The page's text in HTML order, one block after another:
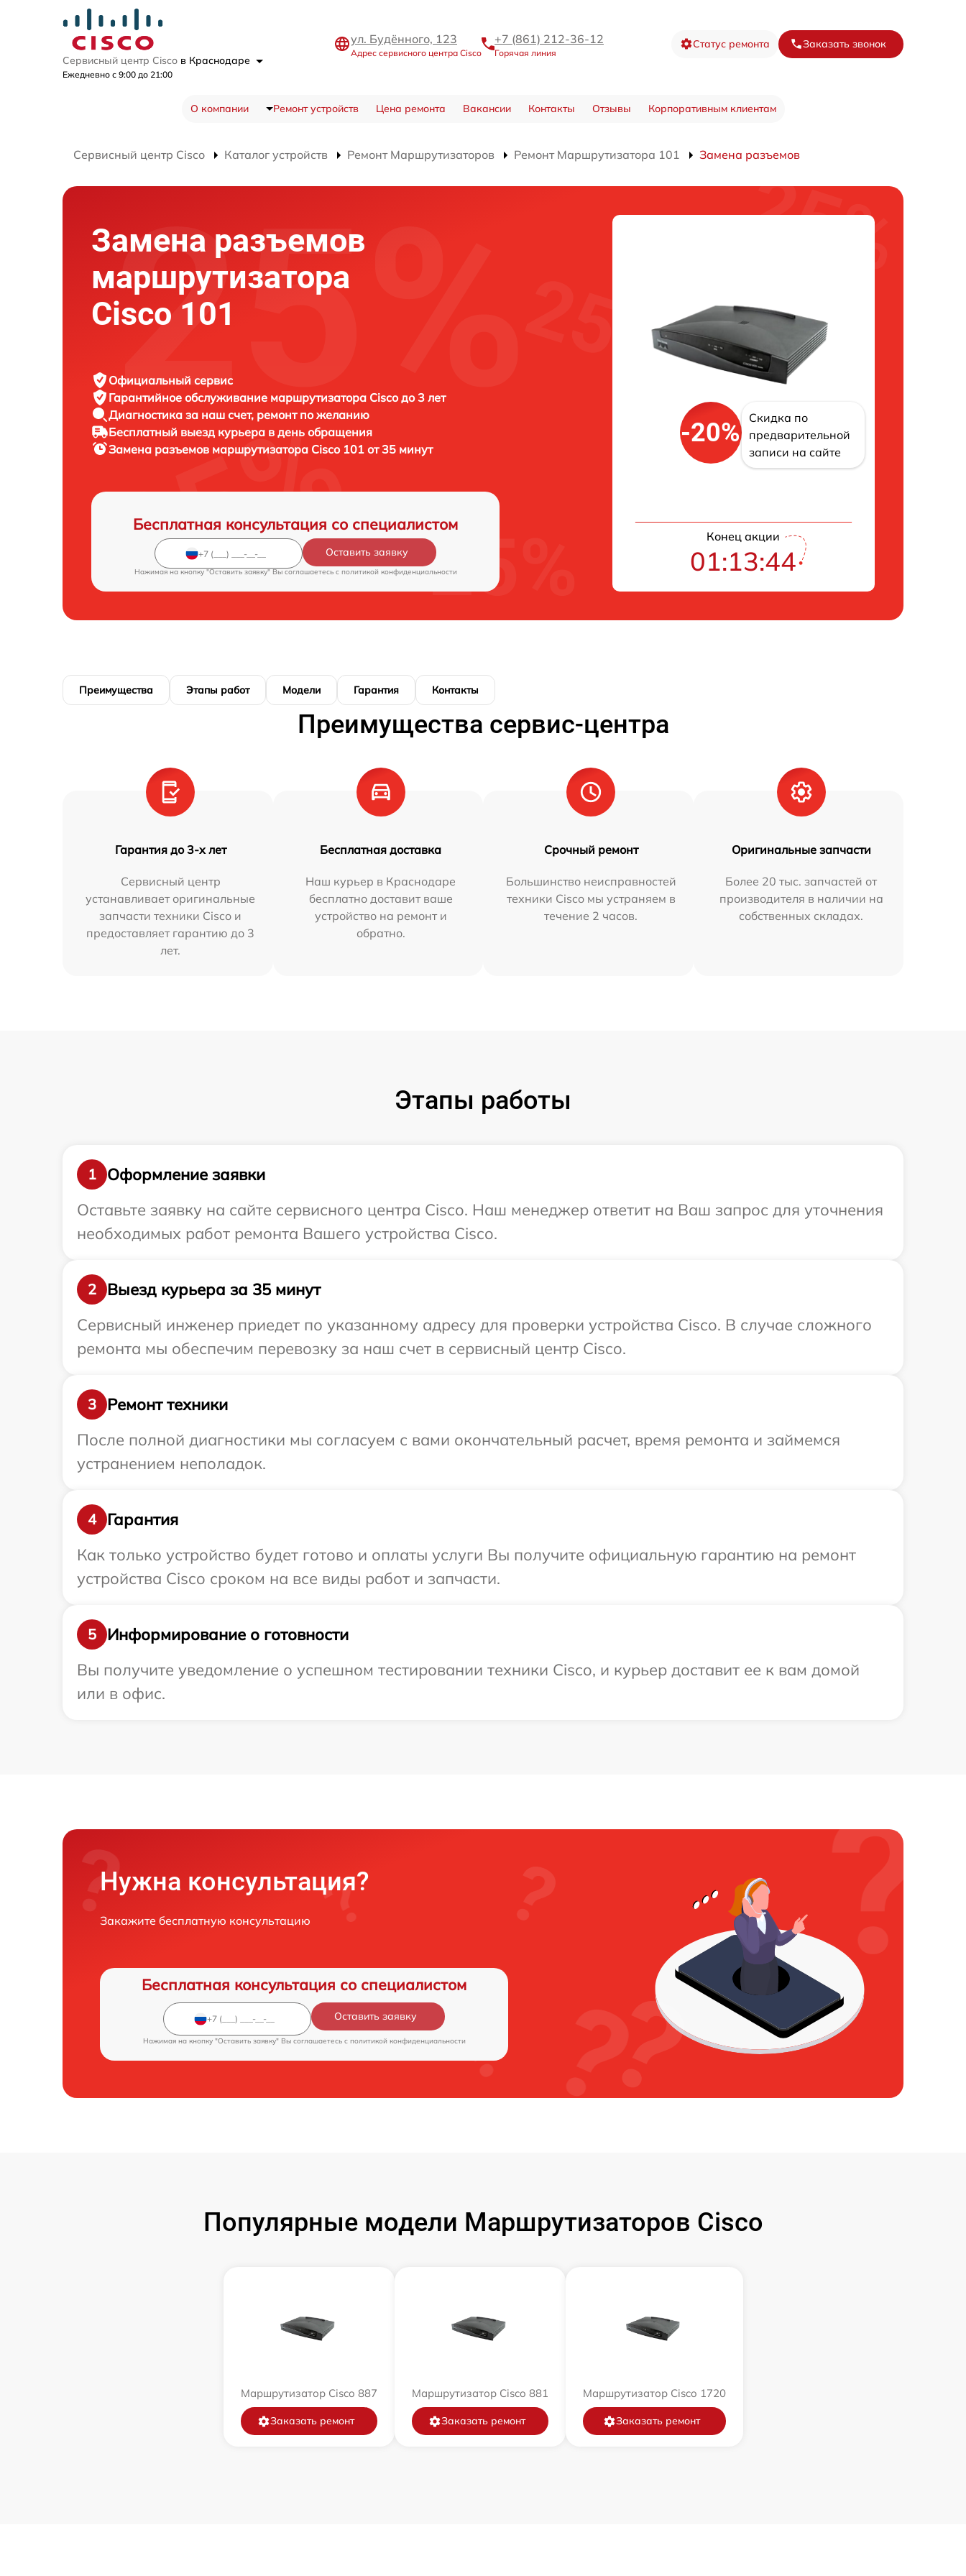
Сервисный центр Cisco в Краснодаре
Ежедневно с 9:00 до 21:00
ул. Будённого, 123
Адрес сервисного центра Cisco
+7 (861) 212-36-12
Горячая линия
Статус ремонта Заказать звонок
О компании Ремонт устройств Цена ремонта Вакансии Контакты Отзывы Корпоративным клиентам
Сервисный центр Cisco Каталог устройств Ремонт Маршрутизаторов Ремонт Маршрутизатора 101 Замена разъемов
Замена разъемов
маршрутизатора
Cisco 101
Официальный сервис
Гарантийное обслуживание маршрутизатора Cisco до 3 лет
Диагностика за наш счет, ремонт по желанию
Бесплатный выезд курьера в день обращения
Замена разъемов маршрутизатора Cisco 101 от 35 минут
Бесплатная консультация со специалистом
Оставить заявку
Нажимая на кнопку "Оставить заявку" Вы соглашаетесь c политикой конфиденциальности
-20%
Скидка по
предварительной
записи на сайте
Конец акции
01:13:43
Преимущества Этапы работ Модели Гарантия Контакты
Преимущества сервис-центра
Гарантия до 3-х лет
Сервисный центр
устанавливает оригинальные
запчасти техники Cisco и
предоставляет гарантию до 3
лет.
Бесплатная доставка
Наш курьер в Краснодаре
бесплатно доставит ваше
устройство на ремонт и
обратно.
Срочный ремонт
Большинство неисправностей
техники Cisco мы устраняем в
течение 2 часов.
Оригинальные запчасти
Более 20 тыс. запчастей от
производителя в наличии на
собственных складах.
Этапы работы
1
Оформление заявки
Оставьте заявку на сайте сервисного центра Cisco. Наш менеджер ответит на Ваш запрос для уточнения
необходимых работ ремонта Вашего устройства Cisco.
2
Выезд курьера за 35 минут
Сервисный инженер приедет по указанному адресу для проверки устройства Cisco. В случае сложного
ремонта мы обеспечим перевозку за наш счет в сервисный центр Cisco.
3
Ремонт техники
После полной диагностики мы согласуем с вами окончательный расчет, время ремонта и займемся
устранением неполадок.
4
Гарантия
Как только устройство будет готово и оплаты услуги Вы получите официальную гарантию на ремонт
устройства Cisco сроком на все виды работ и запчасти.
5
Информирование о готовности
Вы получите уведомление о успешном тестировании техники Cisco, и курьер доставит ее к вам домой
или в офис.
Нужна консультация?
Закажите бесплатную консультацию
Бесплатная консультация со специалистом
Оставить заявку
Нажимая на кнопку "Оставить заявку" Вы соглашаетесь c политикой конфиденциальности
Популярные модели Маршрутизаторов Cisco
Маршрутизатор Cisco 887
Заказать ремонт
Маршрутизатор Cisco 881
Заказать ремонт
Маршрутизатор Cisco 1720
Заказать ремонт